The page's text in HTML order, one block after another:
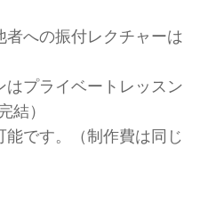
への振付レクチャーは
プライベートレッスン
結）
です。（制作費は同じ